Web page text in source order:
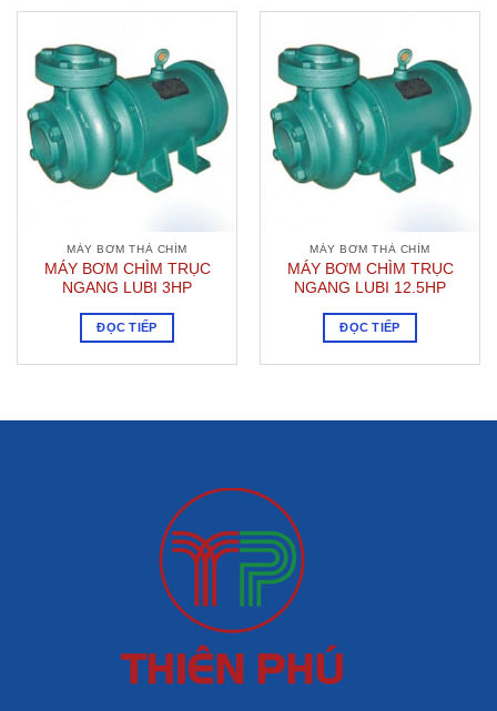
MÁY BƠM THẢ CHÌM
MÁY BƠM CHÌM TRỤC
NGANG LUBI 3HP
ĐỌC TIẾP
MÁY BƠM THẢ CHÌM
MÁY BƠM CHÌM TRỤC
NGANG LUBI 12.5HP
ĐỌC TIẾP